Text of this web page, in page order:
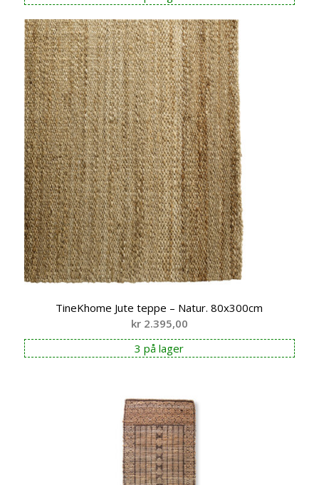
TineKhome Jute teppe – Natur. 80x300cm
kr2.395,00
3 på lager